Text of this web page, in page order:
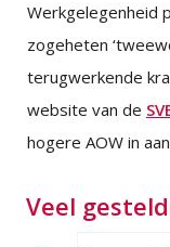
Werkgelegenheid
zogeheten
terugwerkende
website van de
hogere AOW in
Veel